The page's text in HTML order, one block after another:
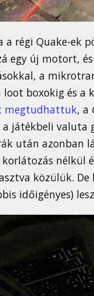
régi Quake-ek
egy új motort,
a
boxokig és a
megtudhattuk, a
játékbeli valuta
után azonban
korlátozás
közülük.
időigényes)